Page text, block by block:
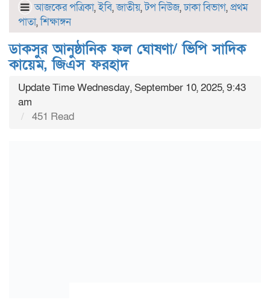
আজকের পত্রিকা,ইবি,জাতীয়,টপ নিউজ,ঢাকা বিভাগ,প্রথম
পাতা,শিক্ষাঙ্গন
ডাকসুর আনুষ্ঠানিক ফল ঘোষণা/ ভিপি সাদিক
কায়েম, জিএস ফরহাদ
Update Time Wednesday, September 10, 2025, 9:43
am
451 Read